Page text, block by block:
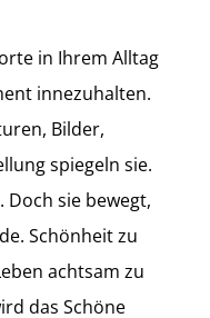
in Ihrem Alltag
innezuhalten.
Bilder,
spiegeln sie.
sie bewegt,
Schönheit zu
achtsam zu
das Schöne